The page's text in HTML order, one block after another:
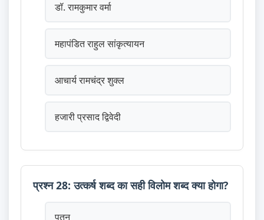
डॉ. रामकुमार वर्मा
महापंडित राहुल सांकृत्यायन
आचार्य रामचंद्र शुक्ल
हजारी प्रसाद द्विवेदी
प्रश्न 28: उत्कर्ष शब्द का सही विलोम शब्द क्या होगा?
पतन